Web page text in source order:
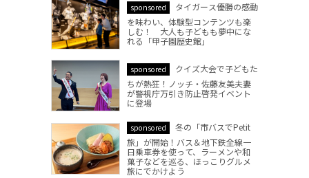
sponsored
タイガース優勝の感動
を味わい、体験型コンテンツも楽
しむ！ 大人も子どもも夢中にな
れる「甲子園歴史館」
sponsored
クイズ大会で子どもた
ちが熱狂！ノッチ・佐藤友美夫妻
が警視庁万引き防止啓発イベント
に登場
sponsored
冬の「市バスでPetit
旅」が開始！バス＆地下鉄全線一
日乗車券を使って、ラーメンや和
菓子などを巡る、ほっこりグルメ
旅にでかけよう